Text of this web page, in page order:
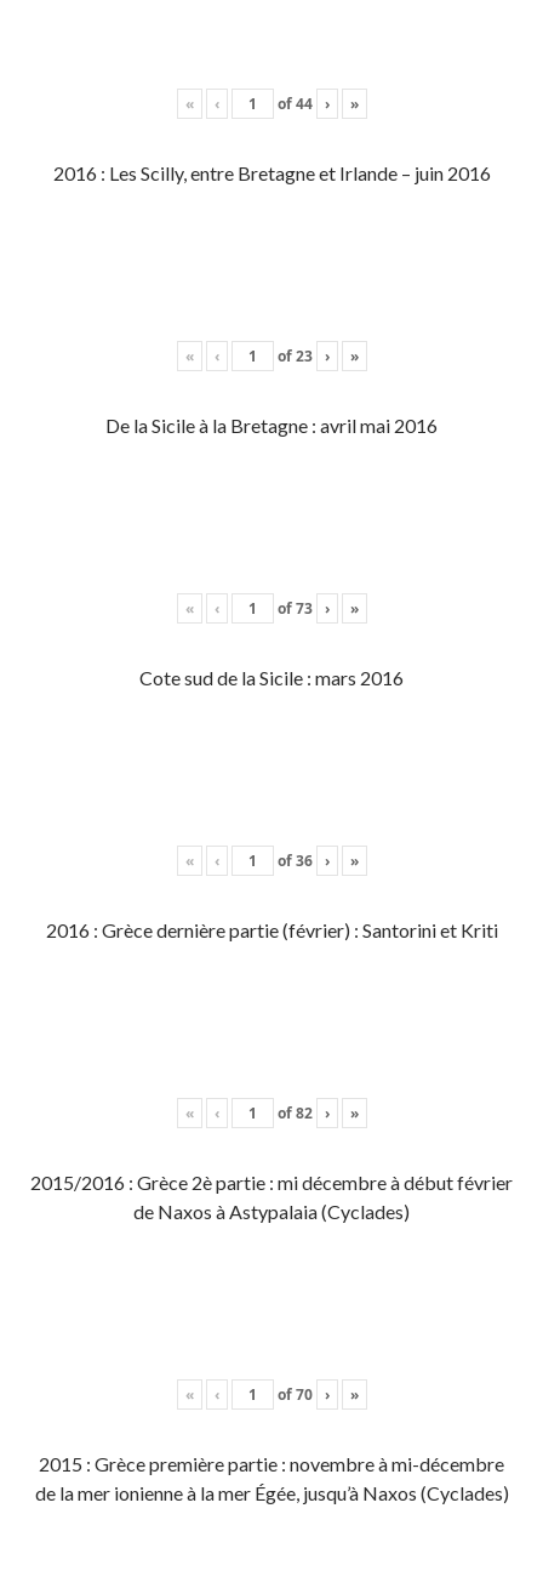
« ‹ of44 › »
2016 : Les Scilly, entre Bretagne et Irlande – juin 2016
« ‹ of23 › »
De la Sicile à la Bretagne : avril mai 2016
« ‹ of73 › »
Cote sud de la Sicile : mars 2016
« ‹ of36 › »
2016 : Grèce dernière partie (février) : Santorini et Kriti
« ‹ of82 › »
2015/2016 : Grèce 2è partie : mi décembre à début février
de Naxos à Astypalaia (Cyclades)
« ‹ of70 › »
2015 : Grèce première partie : novembre à mi-décembre
de la mer ionienne à la mer Égée, jusqu’à Naxos (Cyclades)